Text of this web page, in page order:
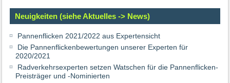
Neuigkeiten (siehe Aktuelles -> News)
Pannenflicken 2021/2022 aus Expertensicht
Die Pannenflickenbewertungen unserer Experten für
2020/2021
Radverkehrsexperten setzen Watschen für die Pannenflicken-
Preisträger und -Nominierten